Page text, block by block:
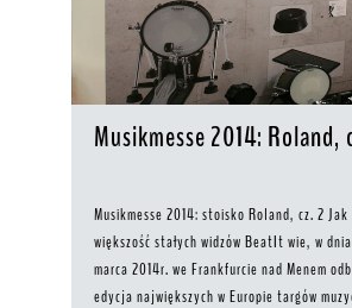
Musikmesse 2014: Roland,
Musikmesse 2014: stoisko Roland, cz. 2 Jak
większość stałych widzów BeatIt wie, w
marca 2014r. we Frankfurcie nad Menem
edycja największych w Europie targów